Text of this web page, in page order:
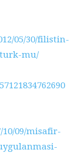
05/30/filistin-
mu/
09/misafir-